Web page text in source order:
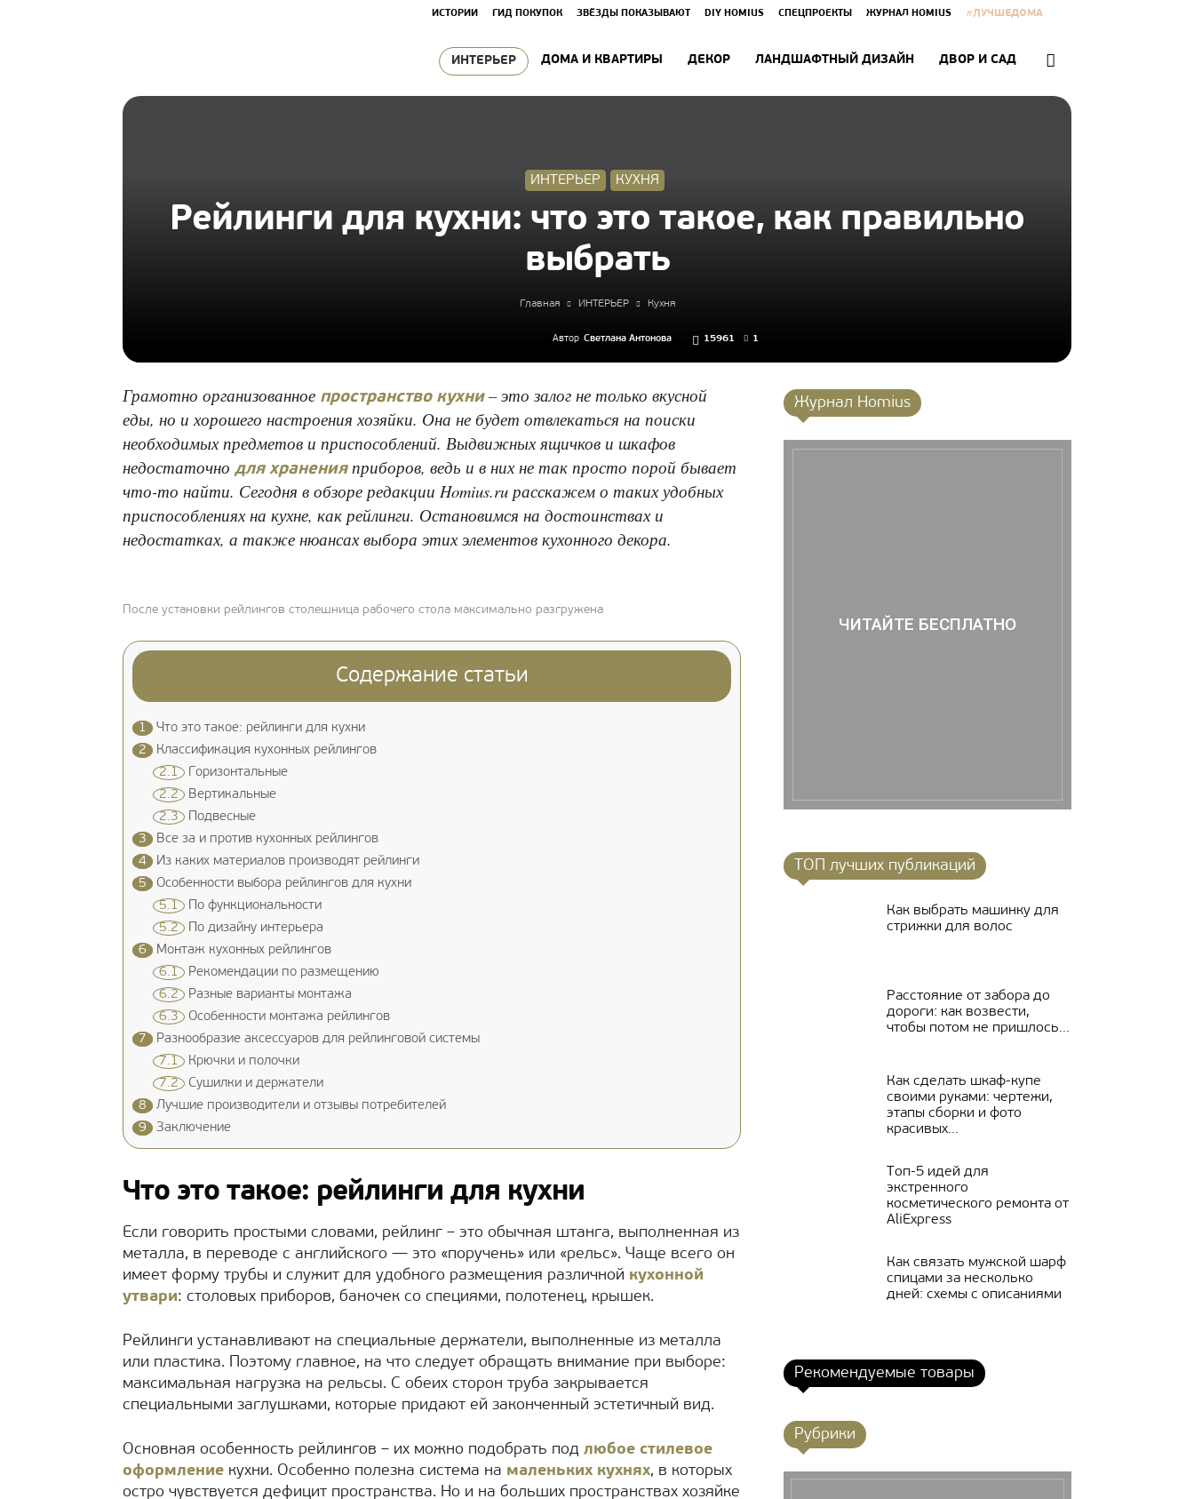
ИСТОРИИ ГИД ПОКУПОК ЗВЁЗДЫ ПОКАЗЫВАЮТ DIY HOMIUS СПЕЦПРОЕКТЫ ЖУРНАЛ HOMIUS #ЛУЧШЕДОМА
ИНТЕРЬЕР ДОМА И КВАРТИРЫ ДЕКОР ЛАНДШАФТНЫЙ ДИЗАЙН ДВОР И САД
ИНТЕРЬЕР КУХНЯ
Рейлинги для кухни: что это такое, как правильно
выбрать
Главная ИНТЕРЬЕР Кухня
Автор Светлана Антонова 15961 1
Грамотно организованное пространство кухни– это залог не только вкусной
еды, но и хорошего настроения хозяйки. Она не будет отвлекаться на поиски
необходимых предметов и приспособлений. Выдвижных ящичков и шкафов
недостаточно для храненияприборов, ведь и в них не так просто порой бывает
что-то найти. Сегодня в обзоре редакции Homius.ru расскажем о таких удобных
приспособлениях на кухне, как рейлинги. Остановимся на достоинствах и
недостатках, а также нюансах выбора этих элементов кухонного декора.
После установки рейлингов столешница рабочего стола максимально разгружена
Содержание статьи
1
Что это такое: рейлинги для кухни
2
Классификация кухонных рейлингов
2.1 Горизонтальные
2.2 Вертикальные
2.3 Подвесные
3
Все за и против кухонных рейлингов
4
Из каких материалов производят рейлинги
5
Особенности выбора рейлингов для кухни
5.1 По функциональности
5.2 По дизайну интерьера
6
Монтаж кухонных рейлингов
6.1 Рекомендации по размещению
6.2 Разные варианты монтажа
6.3 Особенности монтажа рейлингов
7
Разнообразие аксессуаров для рейлинговой системы
7.1 Крючки и полочки
7.2 Сушилки и держатели
8
Лучшие производители и отзывы потребителей
9
Заключение
Что это такое: рейлинги для кухни
Если говорить простыми словами, рейлинг – это обычная штанга, выполненная из
металла, в переводе с английского — это «поручень» или «рельс». Чаще всего он
имеет форму трубы и служит для удобного размещения различной кухонной
утвари: столовых приборов, баночек со специями, полотенец, крышек.
Рейлинги устанавливают на специальные держатели, выполненные из металла
или пластика. Поэтому главное, на что следует обращать внимание при выборе:
максимальная нагрузка на рельсы. С обеих сторон труба закрывается
специальными заглушками, которые придают ей законченный эстетичный вид.
Основная особенность рейлингов – их можно подобрать под любое стилевое
оформление кухни. Особенно полезна система на маленьких кухнях, в которых
остро чувствуется дефицит пространства. Но и на больших пространствах хозяйке
Журнал Homius
ЧИТАЙТЕ БЕСПЛАТНО
ТОП лучших публикаций
Как выбрать машинку для
стрижки для волос
Расстояние от забора до
дороги: как возвести,
чтобы потом не пришлось...
Как сделать шкаф-купе
своими руками: чертежи,
этапы сборки и фото
красивых...
Топ-5 идей для
экстренного
косметического ремонта от
AliExpress
Как связать мужской шарф
спицами за несколько
дней: схемы с описаниями
Рекомендуемые товары
Рубрики